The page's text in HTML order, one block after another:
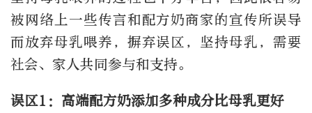
被网络上一些传言和配方奶商家的宣传所误导
而放弃母乳喂养，摒弃误区，坚持母乳，需要
社会、家人共同参与和支持。
误区1：高端配方奶添加多种成分比母乳更好